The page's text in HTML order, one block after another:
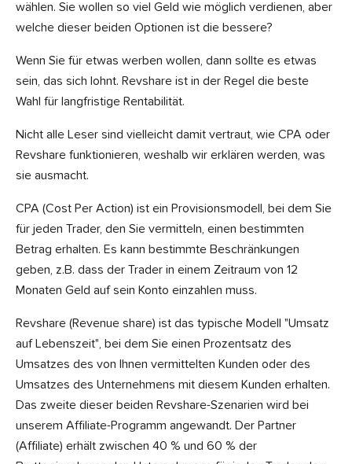
wählen. Sie wollen so viel Geld wie möglich verdienen, aber
welche dieser beiden Optionen ist die bessere?
Wenn Sie für etwas werben wollen, dann sollte es etwas
sein, das sich lohnt. Revshare ist in der Regel die beste
Wahl für langfristige Rentabilität.
Nicht alle Leser sind vielleicht damit vertraut, wie CPA oder
Revshare funktionieren, weshalb wir erklären werden, was
sie ausmacht.
CPA (Cost Per Action) ist ein Provisionsmodell, bei dem Sie
für jeden Trader, den Sie vermitteln, einen bestimmten
Betrag erhalten. Es kann bestimmte Beschränkungen
geben, z.B. dass der Trader in einem Zeitraum von 12
Monaten Geld auf sein Konto einzahlen muss.
Revshare (Revenue share) ist das typische Modell "Umsatz
auf Lebenszeit", bei dem Sie einen Prozentsatz des
Umsatzes des von Ihnen vermittelten Kunden oder des
Umsatzes des Unternehmens mit diesem Kunden erhalten.
Das zweite dieser beiden Revshare-Szenarien wird bei
unserem Affiliate-Programm angewandt. Der Partner
(Affiliate) erhält zwischen 40 % und 60 % der